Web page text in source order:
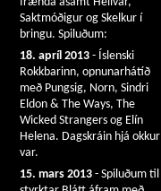
Saktmóðigur og Skelkur í
bringu. Spiluðum:
18. apríl 2013 - Íslenski
Rokkbarinn, opnunarhátíð
með Pungsig, Norn, Sindri
Eldon & The Ways, The
Wicked Strangers og Elín
Helena. Dagskráin hjá okkur
var.
15. mars 2013 - Spiluðum til